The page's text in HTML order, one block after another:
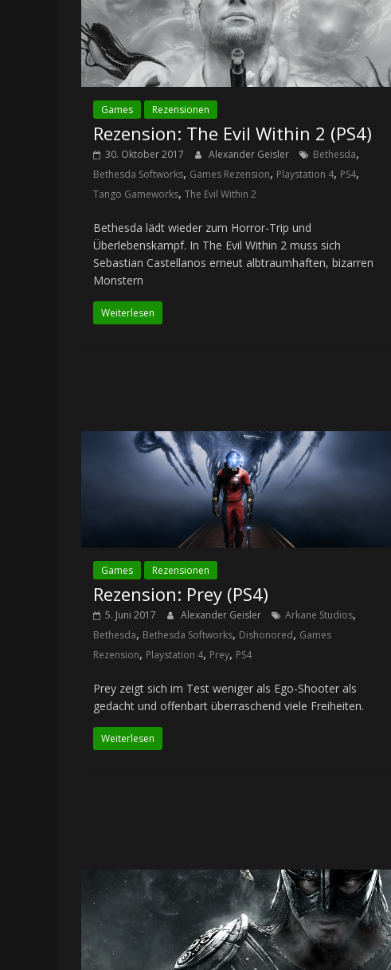
Games Rezensionen
Rezension: The Evil Within 2 (PS4)
30. Oktober 2017 Alexander Geisler Bethesda,
Bethesda Softworks, Games Rezension, Playstation 4, PS4,
Tango Gameworks, The Evil Within 2
Bethesda lädt wieder zum Horror-Trip und
Überlebenskampf. In The Evil Within 2 muss sich
Sebastian Castellanos erneut albtraumhaften, bizarren
Monstern
Weiterlesen
Games Rezensionen
Rezension: Prey (PS4)
5. Juni 2017 Alexander Geisler Arkane Studios,
Bethesda, Bethesda Softworks, Dishonored, Games
Rezension, Playstation 4, Prey, PS4
Prey zeigt sich im Test weniger als Ego-Shooter als
gedacht und offenbart überraschend viele Freiheiten.
Weiterlesen